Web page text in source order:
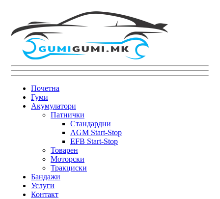
Почетна
Гуми
Акумулатори
Патнички
Стандардни
AGM Start-Stop
EFB Start-Stop
Товарен
Моторски
Тракциски
Бандажи
Услуги
Контакт